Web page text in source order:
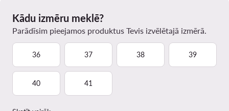
Kādu izmēru meklē?
Parādīsim pieejamos produktus Tevis izvēlētajā izmērā.
36 37 38 39
40 41